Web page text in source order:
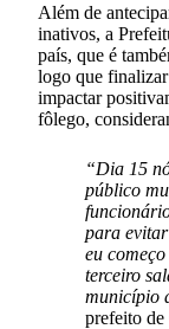
Além de
inativos, a
país, que é
logo que
impactar
fôlego,
“Dia 15
público
para
eu
terceiro
município
prefeito